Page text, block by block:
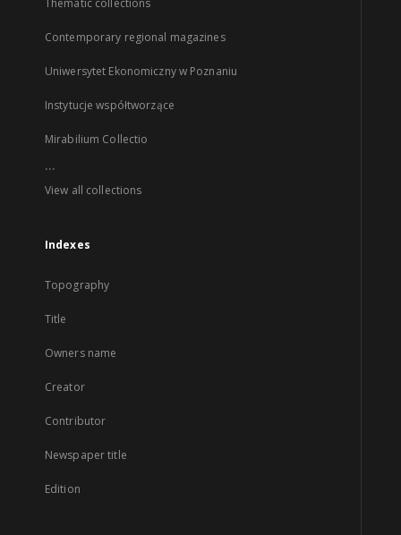
Thematic collections
Contemporary regional magazines
Uniwersytet Ekonomiczny w Poznaniu
Instytucje współtworzące
Mirabilium Collectio
...
View all collections
Indexes
Topography
Title
Owners name
Creator
Contributor
Newspaper title
Edition